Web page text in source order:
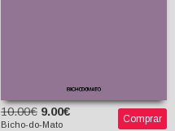
10.00€ 9.00€
Bicho-do-Mato Comprar